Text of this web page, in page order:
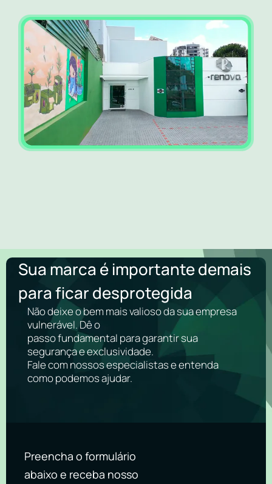
Sua marca é importante demais
para ficar desprotegida
Não deixe o bem mais valioso da sua empresa
vulnerável. Dê o
passo fundamental para garantir sua
segurança e exclusividade.
Fale com nossos especialistas e entenda
como podemos ajudar.
Preencha o formulário
abaixo e receba nosso